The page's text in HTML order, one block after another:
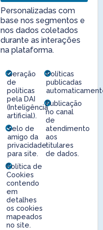
Personalizadas com
base nos segmentos e
nos dados coletados
durante as interações
na plataforma.
Geração
de
políticas
pela DAI
(Inteligência
artificial).
Selo de
amigo da
privacidade
para site.
Política de
Cookies
contendo
em
detalhes
os cookies
mapeados
no site.
Políticas
publicadas
Publicação
no canal
de
atendimento
aos
titulares
de dados.